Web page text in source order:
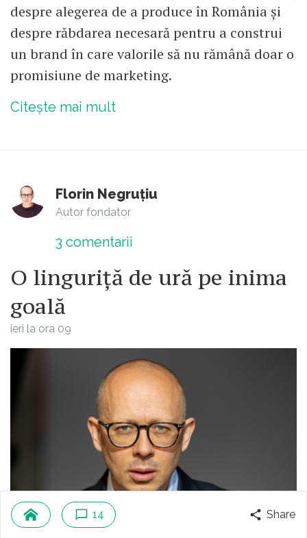
despre alegerea de a produce în România și
despre răbdarea necesară pentru a construi
un brand în care valorile să nu rămână doar o
promisiune de marketing.
Citește mai mult
Florin Negruțiu
Autor fondator
3 comentarii
O linguriță de ură pe inima
goală
ieri la ora 09
14 Share